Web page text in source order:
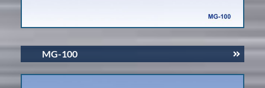
MG-100